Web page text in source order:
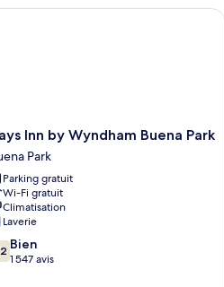
Deluxe,
Inn by Wyndham Buena Park
Park
Parking gratuit
Wi-Fi gratuit
Climatisation
Laverie
Bien
1 547 avis
Inn by Wyndham Buena Park